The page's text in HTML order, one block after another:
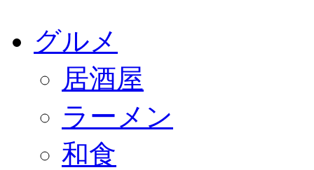
グルメ
居酒屋
ラーメン
和食